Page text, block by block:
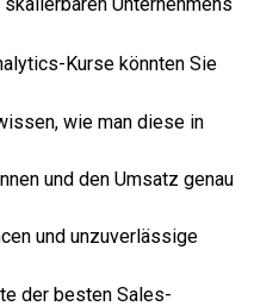
Unternehmens
Kurse könnten Sie
wie man diese in
und den Umsatz genau
und unzuverlässige
der besten Sales-